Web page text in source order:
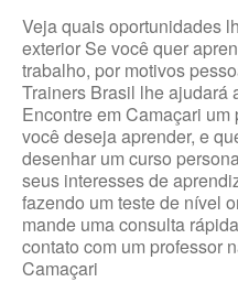
Veja quais oportunidades
exterior Se você quer
trabalho, por motivos
Trainers Brasil lhe ajudará
Encontre em Camaçari
você deseja aprender, e
desenhar um curso
seus interesses de
fazendo um teste de nível
mande uma consulta
contato com um professor
Camaçari